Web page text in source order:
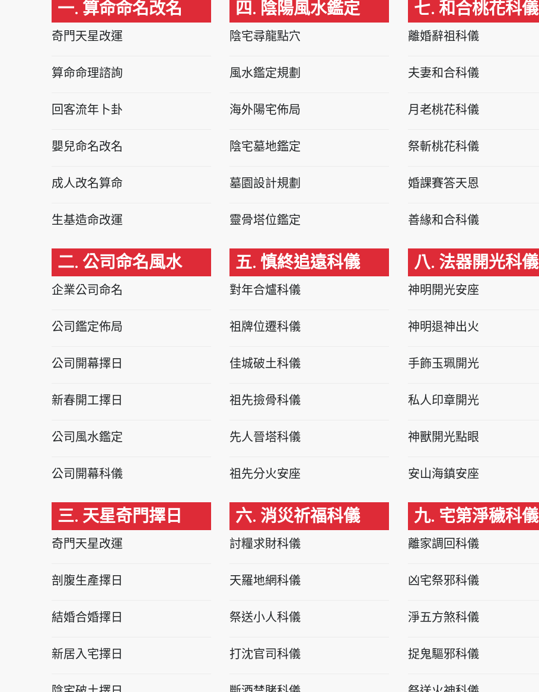
一. 算命命名改名
奇門天星改運
算命命理諮詢
回客流年卜卦
嬰兒命名改名
成人改名算命
生基造命改運
二. 公司命名風水
企業公司命名
公司鑑定佈局
公司開幕擇日
新春開工擇日
公司風水鑑定
公司開幕科儀
三. 天星奇門擇日
奇門天星改運
剖腹生產擇日
結婚合婚擇日
新居入宅擇日
四. 陰陽風水鑑定
陰宅尋龍點穴
風水鑑定規劃
海外陽宅佈局
陰宅墓地鑑定
墓園設計規劃
靈骨塔位鑑定
五. 慎終追遠科儀
對年合爐科儀
祖牌位遷科儀
佳城破土科儀
祖先撿骨科儀
先人晉塔科儀
祖先分火安座
六. 消災祈福科儀
討糧求財科儀
天羅地網科儀
祭送小人科儀
打沈官司科儀
七. 和合桃花科儀
離婚辭祖科儀
夫妻和合科儀
月老桃花科儀
祭斬桃花科儀
婚課賽答天恩
善緣和合科儀
八. 法器開光科儀
神明開光安座
神明退神出火
手飾玉珮開光
私人印章開光
神獸開光點眼
安山海鎮安座
九. 宅第淨穢科儀
離家調回科儀
凶宅祭邪科儀
淨五方煞科儀
捉鬼驅邪科儀